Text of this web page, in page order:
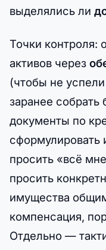
выделялись ли
Точки контроля:
активов через
(чтобы не
заранее собрать
документы по
сформулировать
просить «всё
просить
имущества
компенсация,
Отдельно —